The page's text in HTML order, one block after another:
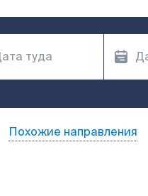
Похожие направления